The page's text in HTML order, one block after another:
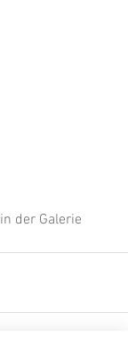
in der Galerie